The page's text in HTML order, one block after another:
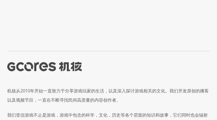
机核从2010年开始一直致力于分享游戏玩家的生活，以及深入探讨游戏相关的文化。我们开发原创的播客
以及视频节目，一直在不断寻找民间高质量的内容创作者。
我们坚信游戏不止是游戏，游戏中包含的科学，文化，历史等各个层面的知识和故事，它们同时也会辐射